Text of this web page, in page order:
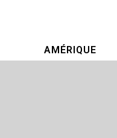
AMÉRIQUE